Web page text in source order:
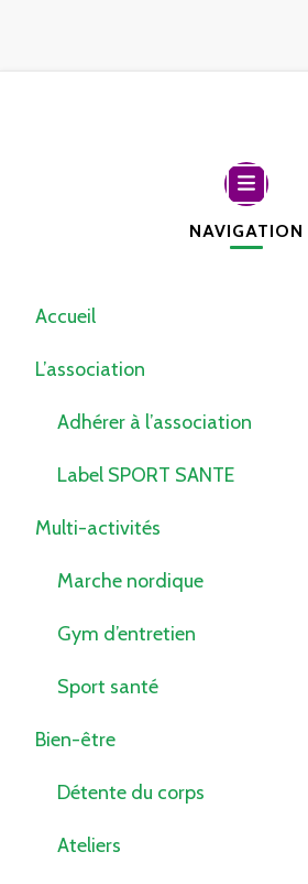
NAVIGATION
Accueil
L’association
Adhérer à l’association
Label SPORT SANTE
Multi-activités
Marche nordique
Gym d’entretien
Sport santé
Bien-être
Détente du corps
Ateliers